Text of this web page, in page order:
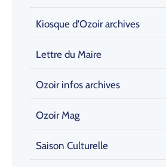
Kiosque d'Ozoir archives
Lettre du Maire
Ozoir infos archives
Ozoir Mag
Saison Culturelle